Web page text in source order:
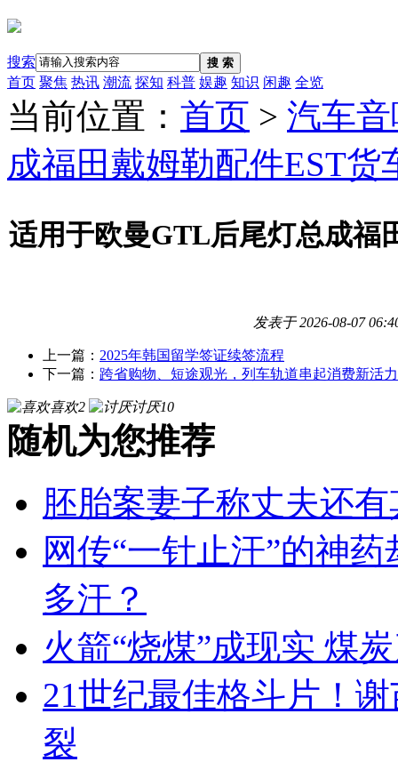
搜索 搜 索
首页 聚焦 热讯 潮流 探知 科普 娱趣 知识 闲趣 全览
当前位置： 首页 > 汽车
成福田戴姆勒配件EST
适用于欧曼GTL后尾灯总成福
发表于2026-08-07
上一篇： 2025年韩国留学签证续签流程
下一篇： 跨省购物、短途观光，列车轨道串起消费新活力
喜欢2 讨厌10
随机为您推荐
胚胎案妻子称丈夫还
网传“一针止汗”的神
多汗？
火箭“烧煤”成现实 煤
21世纪最佳格斗片！
裂